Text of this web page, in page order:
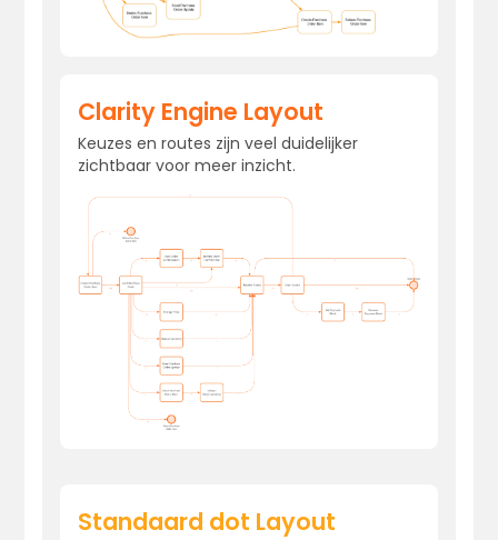
Clarity Engine Layout
Keuzes en routes zijn veel duidelijker
zichtbaar voor meer inzicht.
Standaard dot Layout